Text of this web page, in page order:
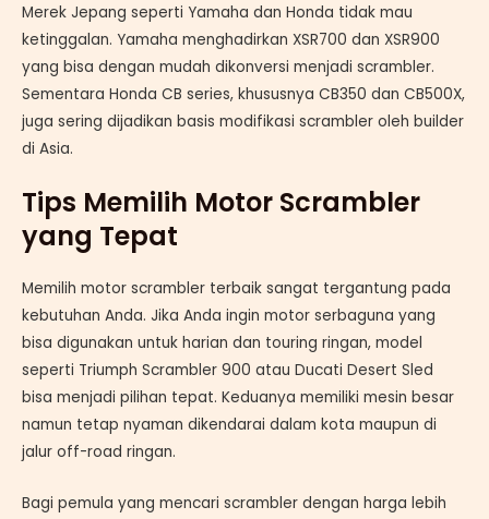
Merek Jepang seperti Yamaha dan Honda tidak mau
ketinggalan. Yamaha menghadirkan XSR700 dan XSR900
yang bisa dengan mudah dikonversi menjadi scrambler.
Sementara Honda CB series, khususnya CB350 dan CB500X,
juga sering dijadikan basis modifikasi scrambler oleh builder
di Asia.
Tips Memilih Motor Scrambler
yang Tepat
Memilih motor scrambler terbaik sangat tergantung pada
kebutuhan Anda. Jika Anda ingin motor serbaguna yang
bisa digunakan untuk harian dan touring ringan, model
seperti Triumph Scrambler 900 atau Ducati Desert Sled
bisa menjadi pilihan tepat. Keduanya memiliki mesin besar
namun tetap nyaman dikendarai dalam kota maupun di
jalur off-road ringan.
Bagi pemula yang mencari scrambler dengan harga lebih